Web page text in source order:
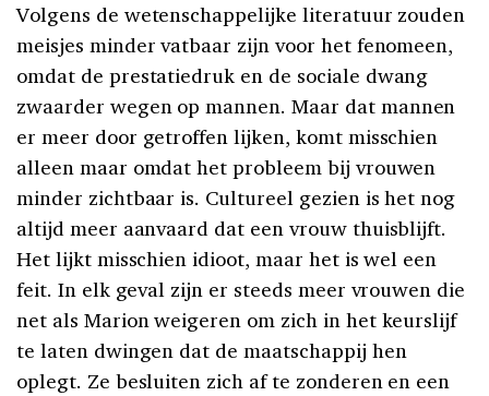
Volgens de wetenschappelijke literatuur zouden
meisjes minder vatbaar zijn voor het fenomeen,
omdat de prestatiedruk en de sociale dwang
zwaarder wegen op mannen. Maar dat mannen
er meer door getroffen lijken, komt misschien
alleen maar omdat het probleem bij vrouwen
minder zichtbaar is. Cultureel gezien is het nog
altijd meer aanvaard dat een vrouw thuisblijft.
Het lijkt misschien idioot, maar het is wel een
feit. In elk geval zijn er steeds meer vrouwen die
net als Marion weigeren om zich in het keurslijf
te laten dwingen dat de maatschappij hen
oplegt. Ze besluiten zich af te zonderen en een